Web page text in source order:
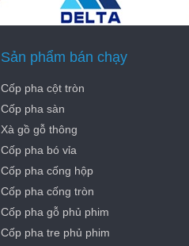
Sản phẩm bán chạy
Cốp pha cột tròn
Cốp pha sàn
Xà gồ gỗ thông
Cốp pha bó vỉa
Cốp pha cống hộp
Cốp pha cống tròn
Cốp pha gỗ phủ phim
Cốp pha tre phủ phim